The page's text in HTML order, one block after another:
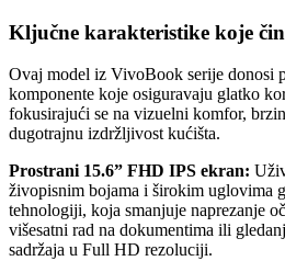
Ključne karakteristike koje
Ovaj model iz VivoBook serije donosi
komponente koje osiguravaju glatko
fokusirajući se na vizuelni komfor,
dugotrajnu izdržljivost kućišta.
Prostrani 15.6” FHD IPS ekran:
živopisnim bojama i širokim uglovima
tehnologiji, koja smanjuje naprezanje
višesatni rad na dokumentima ili
sadržaja u Full HD rezoluciji.